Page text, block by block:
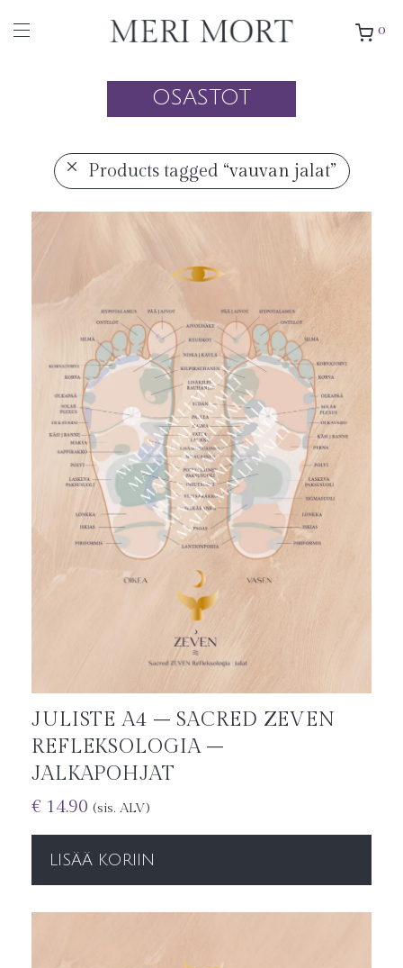
0
OSASTOT
Products tagged “vauvan jalat”
JULISTE A4 – SACRED ZEVEN
REFLEKSOLOGIA –
JALKAPOHJAT
€ 14.90 (sis. ALV)
LISÄÄ KORIIN